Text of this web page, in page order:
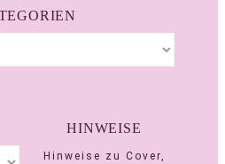
HINWEISE
Hinweise zu Cover,